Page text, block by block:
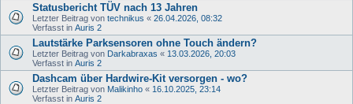
Statusbericht TÜV nach 13 Jahren
Letzter Beitrag von technikus « 26.04.2026, 08:32
Verfasst in Auris 2
Lautstärke Parksensoren ohne Touch ändern?
Letzter Beitrag von Darkabraxas « 13.03.2026, 20:03
Verfasst in Auris 2
Dashcam über Hardwire-Kit versorgen - wo?
Letzter Beitrag von Malikinho « 16.10.2025, 23:14
Verfasst in Auris 2